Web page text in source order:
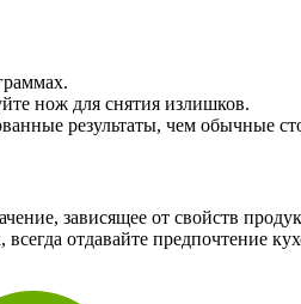
нож для снятия излишков.
результаты, чем обычные
зависящее от свойств
отдавайте предпочтение